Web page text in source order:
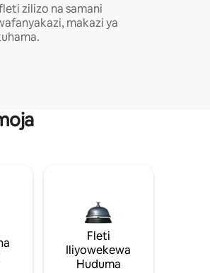
zilizo na samani
makazi ya
Fleti
Iliyowekewa
Huduma